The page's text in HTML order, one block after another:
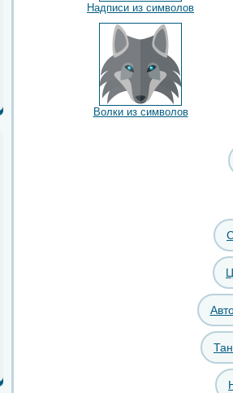
Надписи из символов
Волки из символов